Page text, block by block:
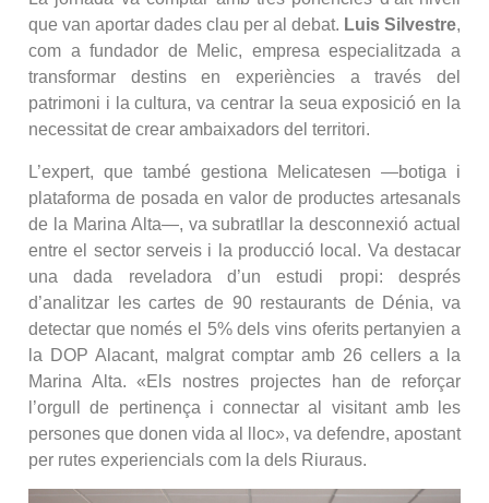
que van aportar dades clau per al debat. Luis Silvestre,
com a fundador de Melic, empresa especialitzada a
transformar destins en experiències a través del
patrimoni i la cultura, va centrar la seua exposició en la
necessitat de crear ambaixadors del territori.
L’expert, que també gestiona Melicatesen —botiga i
plataforma de posada en valor de productes artesanals
de la Marina Alta—, va subratllar la desconnexió actual
entre el sector serveis i la producció local. Va destacar
una dada reveladora d’un estudi propi: després
d’analitzar les cartes de 90 restaurants de Dénia, va
detectar que només el 5% dels vins oferits pertanyien a
la DOP Alacant, malgrat comptar amb 26 cellers a la
Marina Alta. «Els nostres projectes han de reforçar
l’orgull de pertinença i connectar al visitant amb les
persones que donen vida al lloc», va defendre, apostant
per rutes experiencials com la dels Riuraus.